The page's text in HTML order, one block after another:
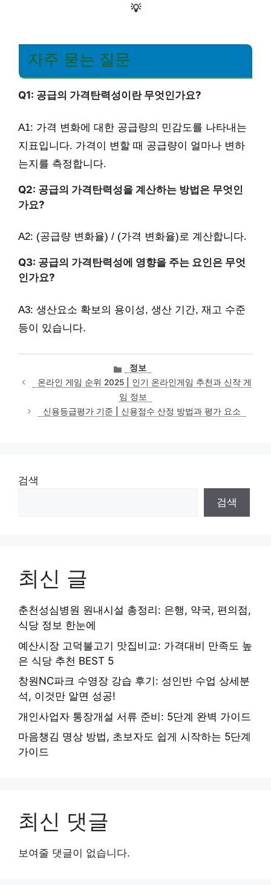
💡
자주 묻는 질문
Q1: 공급의 가격탄력성이란 무엇인가요?
A1: 가격 변화에 대한 공급량의 민감도를 나타내는
지표입니다. 가격이 변할 때 공급량이 얼마나 변하
는지를 측정합니다.
Q2: 공급의 가격탄력성을 계산하는 방법은 무엇인
가요?
A2: (공급량 변화율) / (가격 변화율)로 계산합니다.
Q3: 공급의 가격탄력성에 영향을 주는 요인은 무엇
인가요?
A3: 생산요소 확보의 용이성, 생산 기간, 재고 수준
등이 있습니다.
카
테
고
리
정보
온라인 게임 순위 2025 | 인기 온라인게임 추천과 신작 게
임 정보
신용등급평가 기준 | 신용점수 산정 방법과 평가 요소
검색
검색
최신 글
춘천성심병원 원내시설 총정리: 은행, 약국, 편의점,
식당 정보 한눈에
예산시장 고덕불고기 맛집비교: 가격대비 만족도 높
은 식당 추천 BEST 5
창원NC파크 수영장 강습 후기: 성인반 수업 상세분
석, 이것만 알면 성공!
개인사업자 통장개설 서류 준비: 5단계 완벽 가이드
마음챙김 명상 방법, 초보자도 쉽게 시작하는 5단계
가이드
최신 댓글
보여줄 댓글이 없습니다.